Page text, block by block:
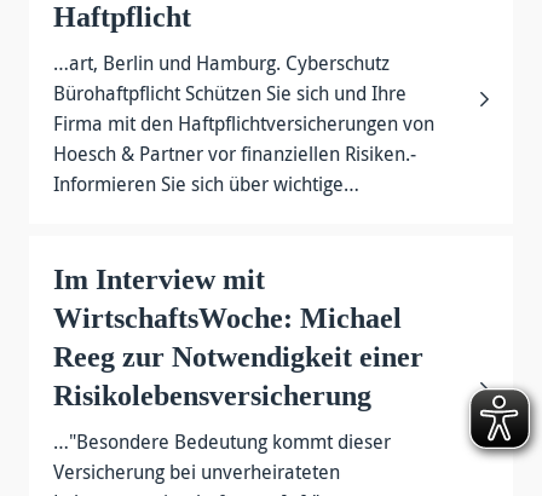
Haftpflicht
…art, Berlin und Hamburg. Cyberschutz
Bürohaftpflicht Schützen Sie sich und Ihre
Firma­ mit den Haftpflicht­versicherungen­ von
Hoesch & Partner­ vor finanziellen Risiken.­
Informieren Sie sich über wich­tige…
Im Interview mit
WirtschaftsWoche: Michael
Reeg zur Notwendigkeit einer
Risikolebensversicherung
…"Besondere Bedeutung kommt dieser
Versicherung bei unverheirateten